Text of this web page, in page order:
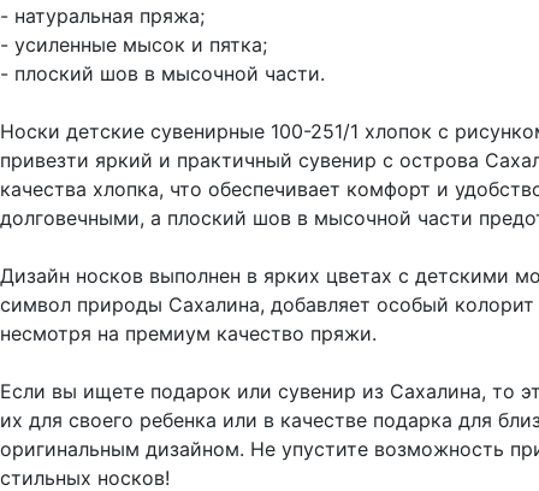
- натуральная пряжа;
- усиленные мысок и пятка;
- плоский шов в мысочной части.
Носки детские сувенирные 100-251/1 хлопок с
привезти яркий и практичный сувенир с острова
качества хлопка, что обеспечивает комфорт и
долговечными, а плоский шов в мысочной части
Дизайн носков выполнен в ярких цветах с детскими
символ природы Сахалина, добавляет особый
несмотря на премиум качество пряжи.
Если вы ищете подарок или сувенир из Сахалина, то
их для своего ребенка или в качестве подарка для
оригинальным дизайном. Не упустите возможность
стильных носков!